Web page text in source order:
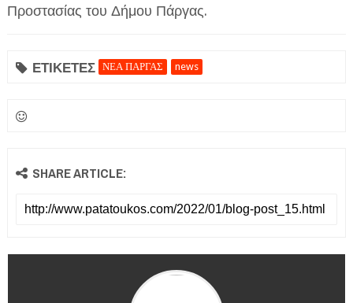
Προστασίας του Δήμου Πάργας.
ΕΤΙΚΕΤΕΣ ΝΕΑ ΠΑΡΓΑΣ news
SHARE ARTICLE: